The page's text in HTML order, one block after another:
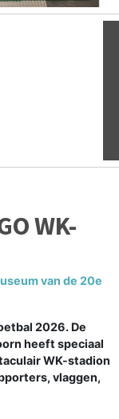
WK-
van de 20e
2026. De
heeft speciaal
WK-stadion
vlaggen,